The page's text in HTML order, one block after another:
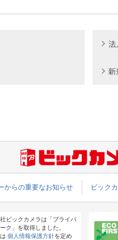
新
からの重要なお知らせ ビック
ビックカメラは「プライバ
ク」を取得しました。
個人情報保護方針を定め